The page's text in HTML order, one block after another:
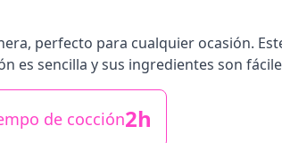
perfecto para cualquier ocasión.
es sencilla y sus ingredientes son
de cocción2h